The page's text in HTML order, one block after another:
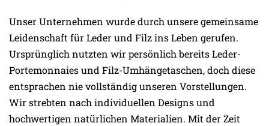
Unser Unternehmen wurde durch unsere gemeinsame
Leidenschaft für Leder und Filz ins Leben gerufen.
Ursprünglich nutzten wir persönlich bereits Leder-
Portemonnaies und Filz-Umhängetaschen, doch diese
entsprachen nie vollständig unseren Vorstellungen.
Wir strebten nach individuellen Designs und
hochwertigen natürlichen Materialien. Mit der Zeit